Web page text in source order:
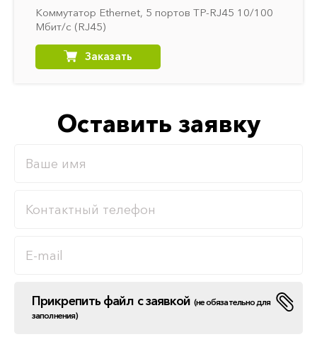
Коммутатор Ethernet, 5 портов TP-RJ45 10/100
Мбит/с (RJ45)
Заказать
Оставить заявку
Прикрепить файл с заявкой (не обязательно для
заполнения)